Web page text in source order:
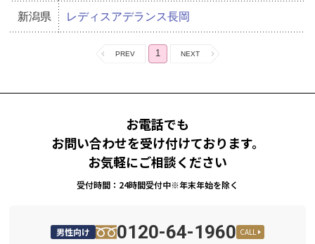
新潟県 レディスアデランス長岡
1
お電話でも
お問い合わせを受け付けております。
お気軽にご相談ください
受付時間：24時間受付中※年末年始を除く
男性向け 0120-64-1960 CALL